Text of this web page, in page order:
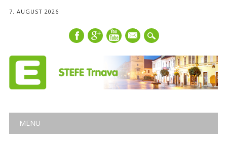
7. AUGUST 2026
mail
Main menu
MENU